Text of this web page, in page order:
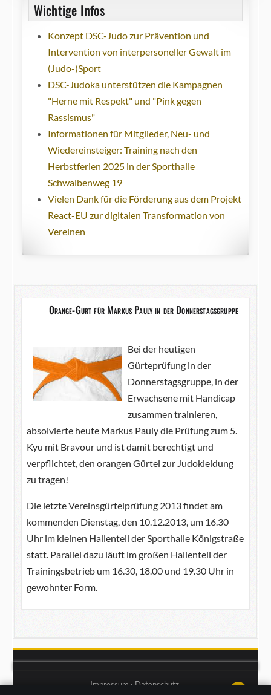
↑↑↑
Impressum · Datenschutz
Wichtige Infos
Konzept DSC-Judo zur Prävention und
Intervention von interpersoneller Gewalt im
(Judo-)Sport
DSC-Judoka unterstützen die Kampagnen
"Herne mit Respekt" und "Pink gegen
Rassismus"
Informationen für Mitglieder, Neu- und
Wiedereinsteiger: Training nach den
Herbstferien 2025 in der Sporthalle
Schwalbenweg 19
Vielen Dank für die Förderung aus dem Projekt
React-EU zur digitalen Transformation von
Vereinen
Orange-Gurt für Markus Pauly in der Donnerstagsgruppe
Bei der heutigen
Gürteprüfung in der
Donnerstagsgruppe, in der
Erwachsene mit Handicap
zusammen trainieren,
absolvierte heute Markus Pauly die Prüfung zum 5.
Kyu mit Bravour und ist damit berechtigt und
verpflichtet, den orangen Gürtel zur Judokleidung
zu tragen!
Die letzte Vereinsgürtelprüfung 2013 findet am
kommenden Dienstag, den 10.12.2013, um 16.30
Uhr im kleinen Hallenteil der Sporthalle Königstraße
statt. Parallel dazu läuft im großen Hallenteil der
Trainingsbetrieb um 16.30, 18.00 und 19.30 Uhr in
gewohnter Form.